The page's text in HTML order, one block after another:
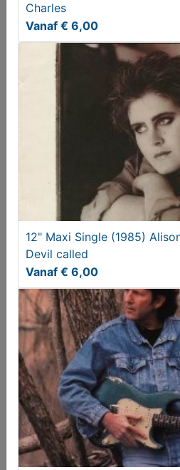
6 Singles : Luv - Trojan
Blues Rock C.D. (1990)
Blues
Vanaf € 6,00
Charles
Vanaf € 6,00
12" Maxi Single (1985)
Devil called
Vanaf € 6,00